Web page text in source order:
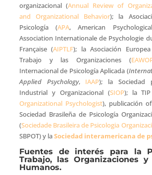
organizacional (Annual Review of
and Organizational Behavior); la
Psicología (APA, American
Association Internationale de Psychologie
Française (AIPTLF); la Asociación
Trabajo y las Organizaciones (
Internacional de Psicología Aplicada (
Applied Psychology, IAAP); la Sociedad
Industrial y Organizacional (SIOP); la
Organizational Psychologist), publicación
Sociedad Brasileña de Psicología
(Sociedade Brasileira de Psicologia
SBPOT) y laSociedad interamericana de
Fuentes de interés para la
Trabajo, las Organizaciones y
Humanos.